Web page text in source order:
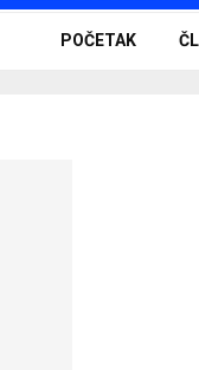
POČETAK